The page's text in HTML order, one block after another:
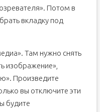
Потом в
вкладку под
Там нужно снять
изображение»,
Произведите
вы отключите эти
будите